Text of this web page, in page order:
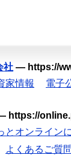
社 — https://
家情報 電子
https://
とオンライン
よくあるご質問